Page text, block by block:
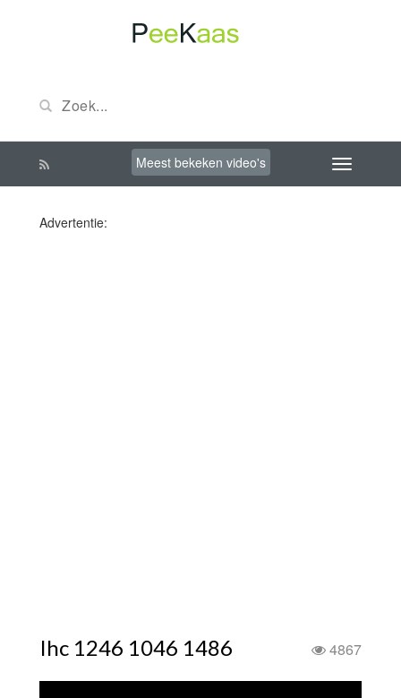
Meest bekeken video's
Advertentie:
Ihc 1246 1046 1486 4867